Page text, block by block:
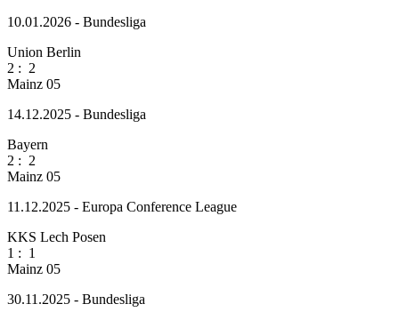
10.01.2026 - Bundesliga
Union Berlin
2 : 2
Mainz 05
14.12.2025 - Bundesliga
Bayern
2 : 2
Mainz 05
11.12.2025 - Europa Conference League
KKS Lech Posen
1 : 1
Mainz 05
30.11.2025 - Bundesliga